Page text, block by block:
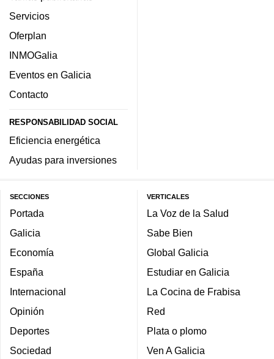
Servicios
Oferplan
INMOGalia
Eventos en Galicia
Contacto
RESPONSABILIDAD SOCIAL
Eficiencia energética
Ayudas para inversiones
SECCIONES
Portada
Galicia
Economía
España
Internacional
Opinión
Deportes
Sociedad
VERTICALES
La Voz de la Salud
Sabe Bien
Global Galicia
Estudiar en Galicia
La Cocina de Frabisa
Red
Plata o plomo
Ven A Galicia